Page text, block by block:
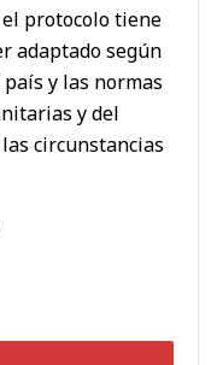
protocolo tiene
adaptado según
y las normas
y del
circunstancias